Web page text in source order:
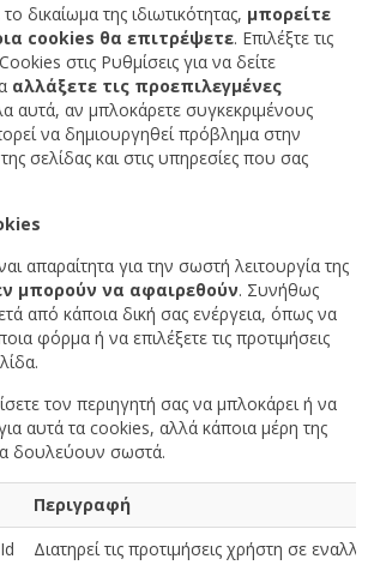
δικαίωμα της ιδιωτικότητας, μπορείτε
cookies θα επιτρέψετε. Επιλέξτε τις
στις Ρυθμίσεις για να δείτε
αλλάξετε τις προεπιλεγμένες
αυτά, αν μπλοκάρετε συγκεκριμένους
να δημιουργηθεί πρόβλημα στην
σελίδας και στις υπηρεσίες που σας
απαραίτητα για την σωστή λειτουργία της
μπορούν να αφαιρεθούν. Συνήθως
από κάποια δική σας ενέργεια, όπως να
φόρμα ή να επιλέξετε τις προτιμήσεις
τον περιηγητή σας να μπλοκάρει ή να
αυτά τα cookies, αλλά κάποια μέρη της
δουλεύουν σωστά.
Περιγραφή
Διατηρεί τις προτιμήσεις χρήστη σε